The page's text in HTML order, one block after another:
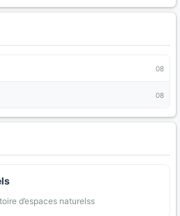
08
08
d’espaces naturelss